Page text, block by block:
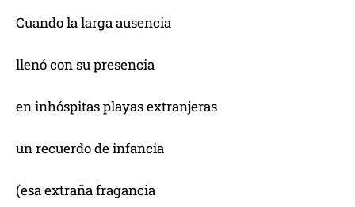
Cuando la larga ausencia
llenó con su presencia
en inhóspitas playas extranjeras
un recuerdo de infancia
(esa extraña fragancia